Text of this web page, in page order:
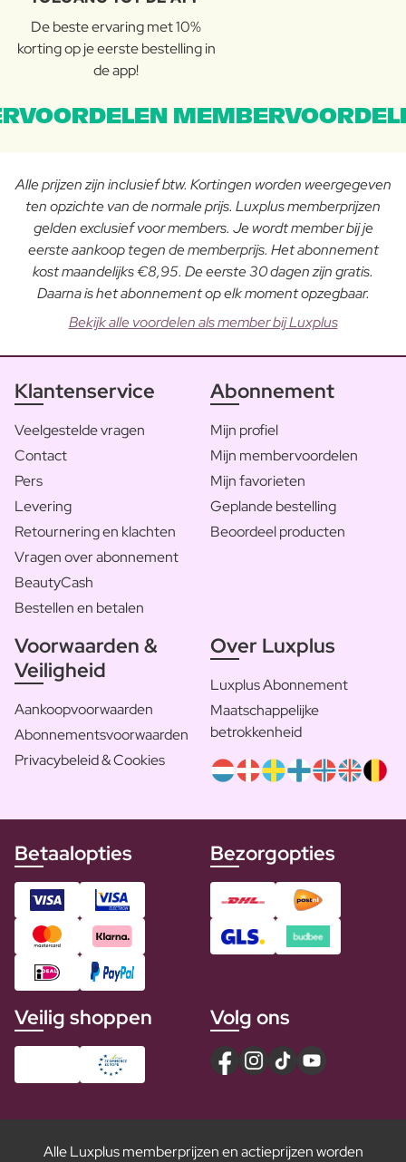
De beste ervaring met 10%
korting op je eerste bestelling in
de app!
Alle prijzen zijn inclusief btw. Kortingen worden weergegeven
ten opzichte van de normale prijs. Luxplus memberprijzen
gelden exclusief voor members. Je wordt member bij je
eerste aankoop tegen de memberprijs. Het abonnement
kost maandelijks €8,95. De eerste 30 dagen zijn gratis.
Daarna is het abonnement op elk moment opzegbaar.
Bekijk alle voordelen als member bij Luxplus
Klantenservice
Veelgestelde vragen
Contact
Pers
Levering
Retournering en klachten
Vragen over abonnement
BeautyCash
Bestellen en betalen
Abonnement
Mijn profiel
Mijn membervoordelen
Mijn favorieten
Geplande bestelling
Beoordeel producten
Voorwaarden &
Veiligheid
Aankoopvoorwaarden
Abonnementsvoorwaarden
Privacybeleid & Cookies
Over Luxplus
Luxplus Abonnement
Maatschappelijke
betrokkenheid
Betaalopties Bezorgopties
Veilig shoppen Volg ons
Alle Luxplus memberprijzen en actieprijzen worden